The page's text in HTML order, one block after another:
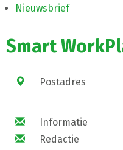
Nieuwsbrief
Smart
Postadres
Informatie
Redactie